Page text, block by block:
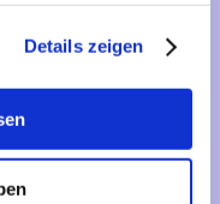
Details zeigen